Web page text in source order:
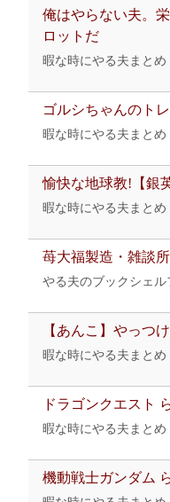
俺はやらない夫。
ロットだ
暇な時にやる夫まとめ
ゴルシちゃんのト
暇な時にやる夫まとめ
愉快な地球教!【銀
暇な時にやる夫まとめ
苺大福製造・雑談
やる夫のブックシェル
【あんこ】やっつ
暇な時にやる夫まとめ
ドラゴンクエスト
暇な時にやる夫まとめ
機動戦士ガンダム